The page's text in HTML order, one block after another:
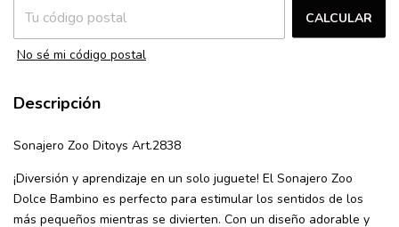
CALCULAR
No sé mi código postal
Descripción
Sonajero Zoo Ditoys Art.2838
¡Diversión y aprendizaje en un solo juguete! El Sonajero Zoo
Dolce Bambino es perfecto para estimular los sentidos de los
más pequeños mientras se divierten. Con un diseño adorable y